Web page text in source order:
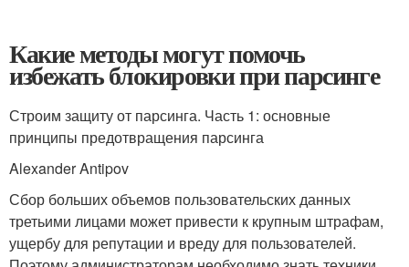
Какие методы могут помочь
избежать блокировки при парсинге
Строим защиту от парсинга. Часть 1: основные
принципы предотвращения парсинга
Alexander Antipov
Сбор больших объемов пользовательских данных
третьими лицами может привести к крупным штрафам,
ущербу для репутации и вреду для пользователей.